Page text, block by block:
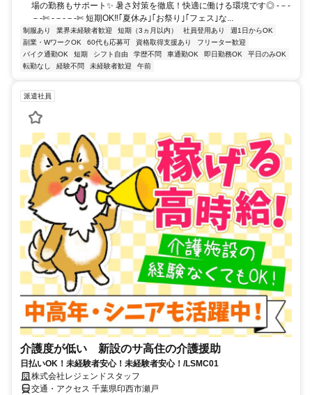
場の勤務もサポート✨ 暑さ対策を徹底！快適に働ける環境です◎ -－-
－-✄ -－-－-✄ 短期OK‼｢夏休み｣｢お祭り｣｢フェス｣な...
制服あり 業界未経験者歓迎 短期（3ヵ月以内） 社員登用あり
週1日からOK
副業・WワークOK
60代も応募可 資格取得支援あり
フリーター歓迎
バイク通勤OK
短期 シフト自由 学歴不問 車通勤OK 即日勤務OK
平日のみOK
転勤なし
経験不問 未経験者歓迎 午前
派遣社員
介護度が低い 新設のサ高住の介護援助
日払いOK！未経験者安心！未経験者安心！/LSMC01
株式会社レジェンドスタッフ
交通・アクセス 千葉県印西市瀬戸